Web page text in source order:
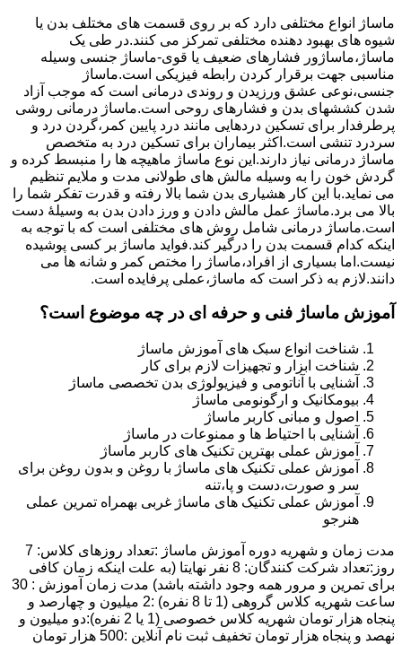
ماساژ انواع مختلفی دارد که بر روی قسمت های مختلف بدن یا
شیوه های بهبود دهنده مختلفی تمرکز می کنند.در طی یک
ماساژ،ماساژور فشارهای ضعیف یا قوی-ماساژ جنسی وسیله
مناسبی جهت برقرار کردن رابطه فیزیکی است.ماساژ
جنسی،نوعی عشق ورزیدن و روندی درمانی است که موجب آزاد
شدن کششهای بدن و فشارهای روحی است.ماساژ درمانی روشی
پرطرفدار برای تسکین دردهایی مانند درد پایین کمر،گردن درد و
سردرد تنشی است.اکثر بیماران برای تسکین درد به متخصص
ماساژ درمانی نیاز دارند.این نوع ماساژ ماهیچه ها را منبسط کرده و
گردش خون را به وسیله مالش های طولانی مدت و ملایم تنظیم
می نماید.با این کار هشیاری بدن شما بالا رفته و قدرت تفکر شما را
بالا می برد.ماساژ عمل مالش دادن و ورز دادن بدن به وسیلۀ دست
است.ماساژ درمانی شامل روش های مختلفی است که با توجه به
اینکه کدام قسمت بدن را درگیر کند.فواید ماساژ بر کسی پوشیده
نیست.اما بسیاری از افراد،ماساژ را مختص کمر و شانه ها می
دانند.لازم به ذکر است که ماساژ،عملی پرفایده است.
آموزش ماساژ فنی و حرفه ای در چه موضوع است؟
شناخت انواع سبک های آموزش ماساژ
شناخت ابزار و تجهیزات لازم برای کار
آشنایی با آناتومی و فیزیولوژی بدن تخصصی ماساژ
بیومکانیک و ارگونومی ماساژ
اصول و مبانی کاربر ماساژ
آشنایی با احتیاط ها و ممنوعات در ماساژ
آموزش عملی بهترین تکنیک های کاربر ماساژ
آموزش عملی تکنیک های ماساژ با روغن و بدون روغن برای
سر و صورت،دست و پا،تنه
آموزش عملی تکنیک های ماساژ غربی بهمراه تمرین عملی
هنرجو
مدت زمان و شهریه دوره آموزش ماساژ :تعداد روزهای کلاس: 7
روز:تعداد شرکت کنندگان: 8 نفر نهایتا (به علت اینکه زمان کافی
برای تمرین و مرور همه وجود داشته باشد) مدت زمان آموزش : 30
ساعت شهریه کلاس گروهی (1 تا 8 نفره) :2 میلیون و چهارصد و
پنجاه هزار تومان شهریه کلاس خصوصی (1 یا 2 نفره):دو میلیون و
نهصد و پنجاه هزار تومان تخفیف ثبت نام آنلاین :500 هزار تومان